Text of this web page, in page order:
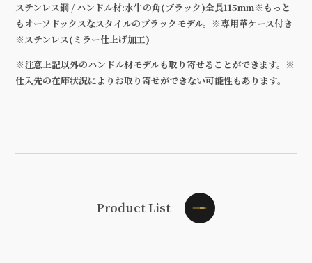
ステンレス鋼 / ハンドル材:水牛の角(ブラック)全長115mm※もっと
もオーソドックスなスタイルのブラックモデル。※専用革ケース付き
※ステンレス(ミラー仕上げ加工)
※注意上記以外のハンドル材モデルも取り寄せることができます。※
仕入先の在庫状況によりお取り寄せができない可能性もあります。
Product List